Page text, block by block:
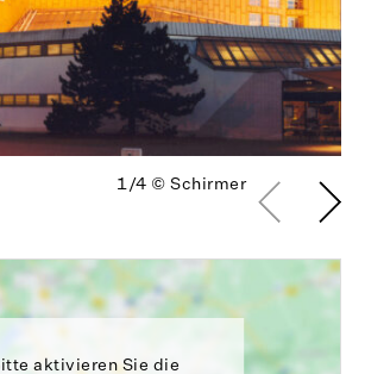
1/4 © Schirmer
aktivieren Sie die